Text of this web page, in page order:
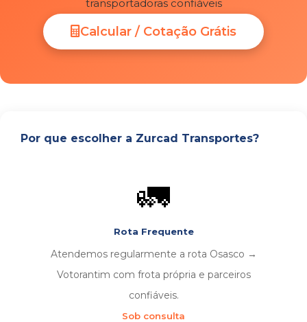
transportadoras confiáveis
Calcular / Cotação Grátis
Por que escolher a Zurcad Transportes?
🚛
Rota Frequente
Atendemos regularmente a rota Osasco →
Votorantim com frota própria e parceiros
confiáveis.
Sob consulta